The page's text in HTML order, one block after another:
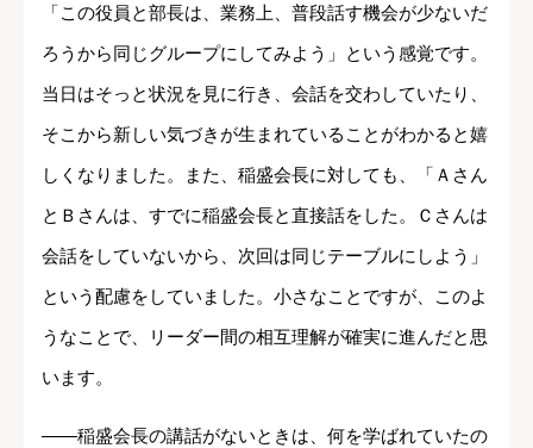
「この役員と部長は、業務上、普段話す機会が少ないだ
ろうから同じグループにしてみよう」という感覚です。
当日はそっと状況を見に行き、会話を交わしていたり、
そこから新しい気づきが生まれていることがわかると嬉
しくなりました。また、稲盛会長に対しても、「Ａさん
とＢさんは、すでに稲盛会長と直接話をした。Ｃさんは
会話をしていないから、次回は同じテーブルにしよう」
という配慮をしていました。小さなことですが、このよ
うなことで、リーダー間の相互理解が確実に進んだと思
います。
――稲盛会長の講話がないときは、何を学ばれていたの